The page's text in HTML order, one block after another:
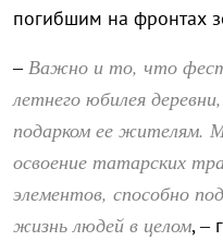
погибшим на фронтах
–Важно и то, что
летнего юбилея
подарком ее жителям.
освоение татарских
элементов, способно
жизнь людей в целом, –